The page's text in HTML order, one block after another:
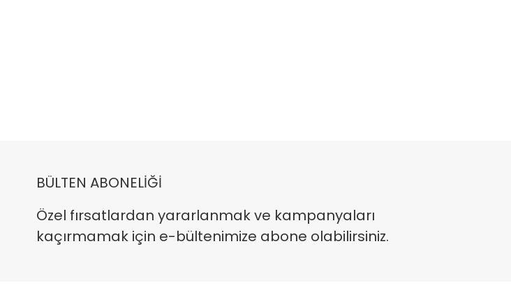
BÜLTEN ABONELİĞİ
Özel fırsatlardan yararlanmak ve kampanyaları
kaçırmamak için e-bültenimize abone olabilirsiniz.